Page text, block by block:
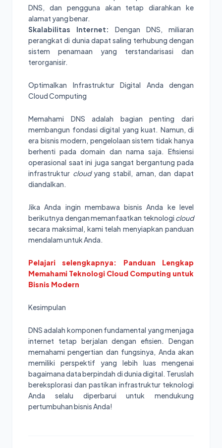
DNS, dan pengguna akan tetap diarahkan ke
alamat yang benar.
Skalabilitas Internet:
Dengan DNS, miliaran
perangkat di dunia dapat saling terhubung dengan
sistem penamaan yang terstandarisasi dan
terorganisir.
Optimalkan Infrastruktur Digital Anda dengan
Cloud Computing
Memahami DNS adalah bagian penting dari
membangun fondasi digital yang kuat. Namun, di
era bisnis modern, pengelolaan sistem tidak hanya
berhenti pada domain dan nama saja. Efisiensi
operasional saat ini juga sangat bergantung pada
infrastruktur cloudyang stabil, aman, dan dapat
diandalkan.
Jika Anda ingin membawa bisnis Anda ke level
berikutnya dengan memanfaatkan teknologi cloud
secara maksimal, kami telah menyiapkan panduan
mendalam untuk Anda.
Pelajari selengkapnya: Panduan Lengkap
Memahami Teknologi Cloud Computing untuk
Bisnis Modern
Kesimpulan
DNS adalah komponen fundamental yang menjaga
internet tetap berjalan dengan efisien. Dengan
memahami pengertian dan fungsinya, Anda akan
memiliki perspektif yang lebih luas mengenai
bagaimana data berpindah di dunia digital. Teruslah
bereksplorasi dan pastikan infrastruktur teknologi
Anda selalu diperbarui untuk mendukung
pertumbuhan bisnis Anda!